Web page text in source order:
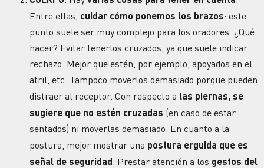
Entre ellas, cuidar cómo ponemos los brazos: este
punto suele ser muy complejo para los oradores. ¿Qué
hacer? Evitar tenerlos cruzados, ya que suele indicar
rechazo. Mejor que estén, por ejemplo, apoyados en el
atril, etc. Tampoco moverlos demasiado porque pueden
distraer al receptor. Con respecto a las piernas, se
sugiere que no estén cruzadas (en caso de estar
sentados) ni moverlas demasiado. En cuanto a la
postura, mejor mostrar una postura erguida que es
señal de seguridad . Prestar atención a los gestos del